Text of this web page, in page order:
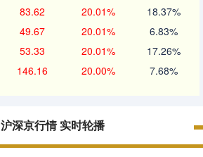
83.62 20.01% 18.37%
49.67 20.01% 6.83%
53.33 20.01% 17.26%
146.16 20.00% 7.68%
沪深京行情 实时轮播